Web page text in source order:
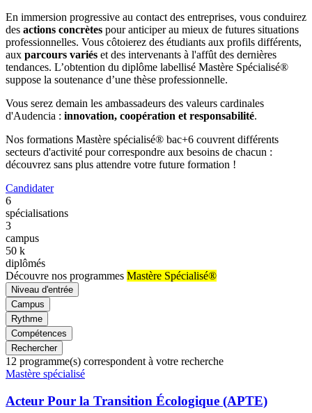
En immersion progressive au contact des entreprises, vous conduirez
des actions concrètes pour anticiper au mieux de futures situations
professionnelles. Vous côtoierez des étudiants aux profils différents,
aux parcours variés et des intervenants à l'affût des dernières
tendances. L’obtention du diplôme labellisé Mastère Spécialisé®
suppose la soutenance d’une thèse professionnelle.
Vous serez demain les ambassadeurs des valeurs cardinales
d'Audencia : innovation, coopération et responsabilité.
Nos formations Mastère spécialisé® bac+6 couvrent différents
secteurs d'activité pour correspondre aux besoins de chacun :
découvrez sans plus attendre votre future formation !
Candidater
6
spécialisations
3
campus
50 k
diplômés
Découvre nos programmes Mastère Spécialisé®
Niveau d'entrée
Campus
Rythme
Compétences
Rechercher
12 programme(s) correspondent à votre recherche
Famille
programmes
Mastère spécialisé
Acteur Pour la Transition Écologique (APTE)